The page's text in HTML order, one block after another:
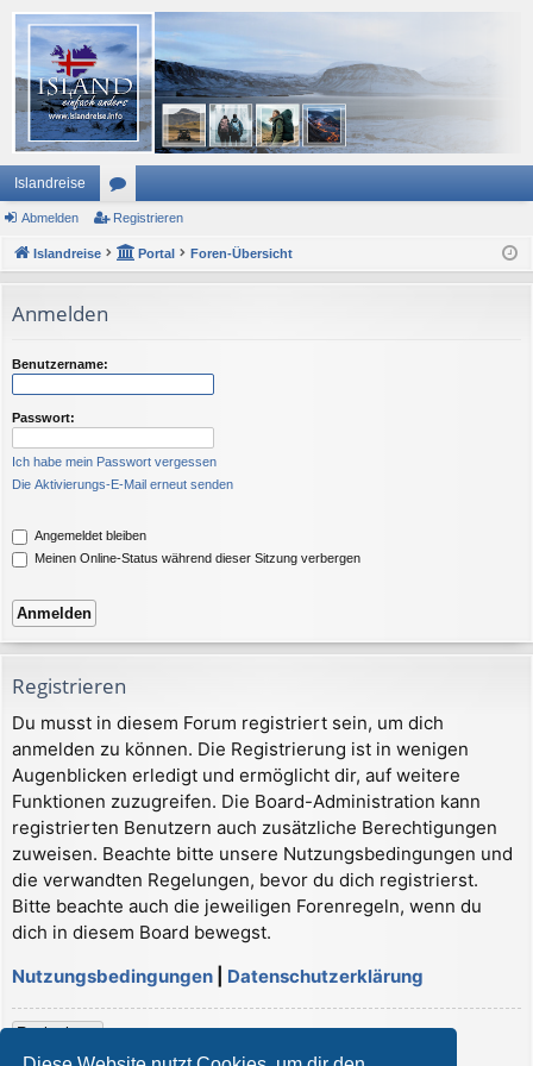
Islandreise
or
en
Abmelden Registrieren
Islandreise Portal Foren-Übersicht
Anmelden
Benutzername:
Passwort:
Ich habe mein Passwort vergessen
Die Aktivierungs-E-Mail erneut senden
Angemeldet bleiben
Meinen Online-Status während dieser Sitzung verbergen
Registrieren
Du musst in diesem Forum registriert sein, um dich
anmelden zu können. Die Registrierung ist in wenigen
Augenblicken erledigt und ermöglicht dir, auf weitere
Funktionen zuzugreifen. Die Board-Administration kann
registrierten Benutzern auch zusätzliche Berechtigungen
zuweisen. Beachte bitte unsere Nutzungsbedingungen und
die verwandten Regelungen, bevor du dich registrierst.
Bitte beachte auch die jeweiligen Forenregeln, wenn du
dich in diesem Board bewegst.
Nutzungsbedingungen
Datenschutzerklärung
Registrieren